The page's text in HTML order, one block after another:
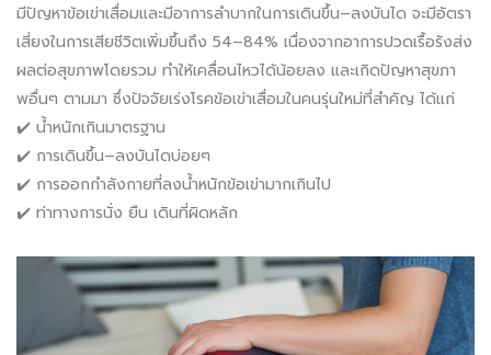
มีปัญหาข้อเข่าเสื่อมและมีอาการลำบากในการเดินขึ้น–ลงบันได จะมีอัตรา
เสี่ยงในการเสียชีวิตเพิ่มขึ้นถึง 54–84% เนื่องจากอาการปวดเรื้อรังส่ง
ผลต่อสุขภาพโดยรวม ทำให้เคลื่อนไหวได้น้อยลง และเกิดปัญหาสุขภา
พอื่นๆ ตามมา ซึ่งปัจจัยเร่งโรคข้อเข่าเสื่อมในคนรุ่นใหม่ที่สำคัญ ได้แก่
✔️ น้ำหนักเกินมาตรฐาน
✔️ การเดินขึ้น–ลงบันไดบ่อยๆ
✔️ การออกกำลังกายที่ลงน้ำหนักข้อเข่ามากเกินไป
✔️ ท่าทางการนั่ง ยืน เดินที่ผิดหลัก